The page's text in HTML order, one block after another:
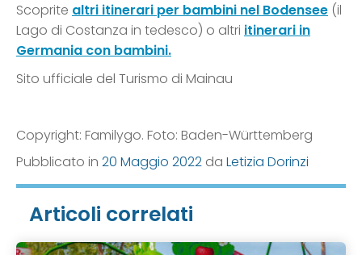
Scoprite altri itinerari per bambini nel Bodensee (il
Lago di Costanza in tedesco) o altri itinerari in
Germania con bambini.
Sito ufficiale del Turismo di Mainau
Copyright: Familygo. Foto: Baden-Württemberg
Pubblicato in 20 Maggio 2022 da Letizia Dorinzi
Articoli correlati